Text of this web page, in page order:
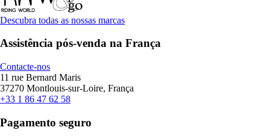
Descubra todas as nossas marcas
Assistência pós-venda na França
Contacte-nos
11 rue Bernard Maris
37270 Montlouis-sur-Loire, França
+33 1 86 47 62 58
Pagamento seguro